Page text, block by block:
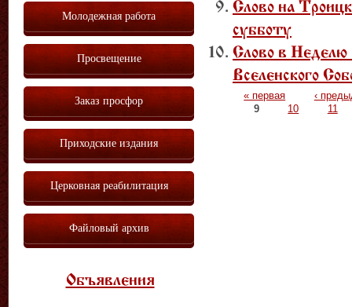
Слово на
субботу
Слово в
Вселенского
Страницы« первая
‹
9
10 11
Молодежная работа
Просвещение
Заказ просфор
Приходские издания
Церковная реабилитация
Файловый архив
Объявления